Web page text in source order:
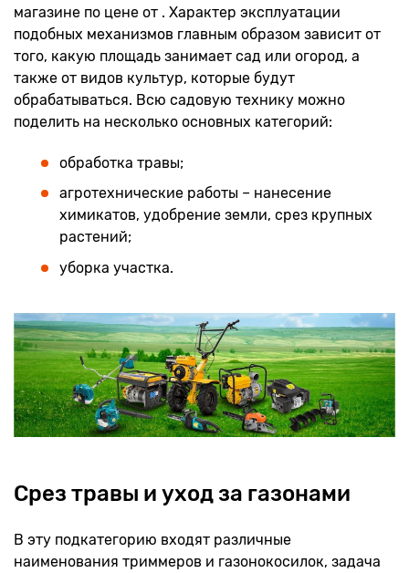
магазине по цене от . Характер эксплуатации
подобных механизмов главным образом зависит от
того, какую площадь занимает сад или огород, а
также от видов культур, которые будут
обрабатываться. Всю садовую технику можно
поделить на несколько основных категорий:
обработка травы;
агротехнические работы – нанесение
химикатов, удобрение земли, срез крупных
растений;
уборка участка.
Срез травы и уход за газонами
В эту подкатегорию входят различные
наименования триммеров и газонокосилок, задача